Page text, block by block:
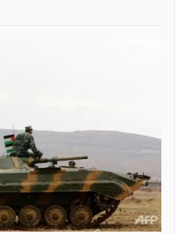
Vươn mình bằng AI
VTV8
English